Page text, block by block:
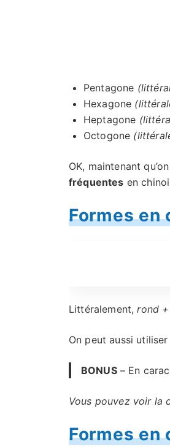
Pentagone
Hexagone (
Heptagone (
Octogone (
OK, maintenant
fréquentes en
Formes en
Littéralement,rond
On peut aussi utiliser
BONUS– En
Vous pouvez voir la
Formes en